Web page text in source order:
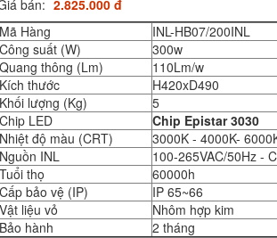
bán: 2.825.000 đ
Mã Hàng
INL-HB07/200INL
Công suất (W)
300w
Quang thông (Lm)
110Lm/w
Kích thước
H420xD490
Khối lượng (Kg)
5
Chip LED
Chip Epistar 3030
Nhiệt độ màu (CRT)
3000K - 4000K-
Nguồn INL
100-265VAC/50Hz -
Tuổi thọ
60000h
Cấp bảo vệ (IP)
IP 65~66
Vật liệu vỏ
Nhôm hợp kim
Bảo hành
2 tháng